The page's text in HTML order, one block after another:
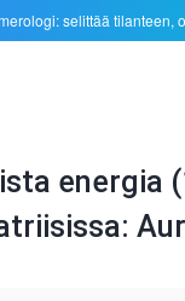
energia
selittää tilanteen,